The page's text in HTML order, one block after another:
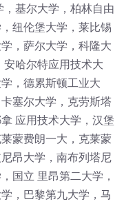
基尔大学，柏林自由
纽伦堡大学，莱比锡
，萨尔大学，科隆大
哈尔特应用技术大
，德累斯顿工业大
塞尔大学，克劳斯塔
应用技术大学，汉堡
蒙费朗一大，克莱蒙
昂大学，南布列塔尼
国立 里昂第二大学，
，巴黎第九大学，马